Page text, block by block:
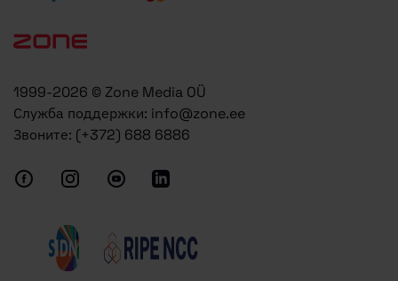
1999-2026 © Zone Media OÜ
Служба поддержки: info@zone.ee
Звоните: (+372) 688 6886